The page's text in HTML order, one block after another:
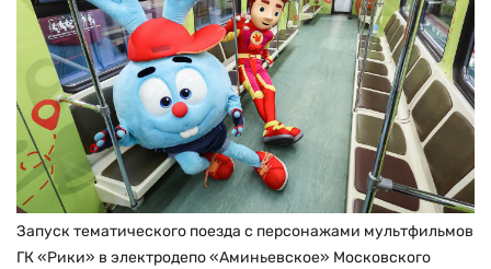
Запуск тематического поезда с персонажами мультфильмов
ГК «Рики» в электродепо «Аминьевское» Московского